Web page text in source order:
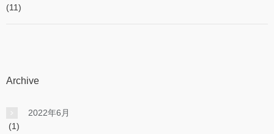
(11)
Archive
2022年6月
(1)